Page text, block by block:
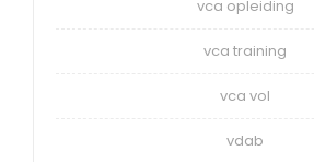
vca opleiding
vca training
vca vol
vdab